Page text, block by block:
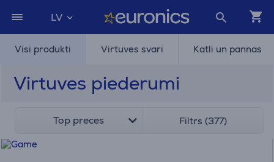
LV
Visi produkti Virtuves svari Katli un pannas
Virtuves piederumi
Top preces Filtrs (377)